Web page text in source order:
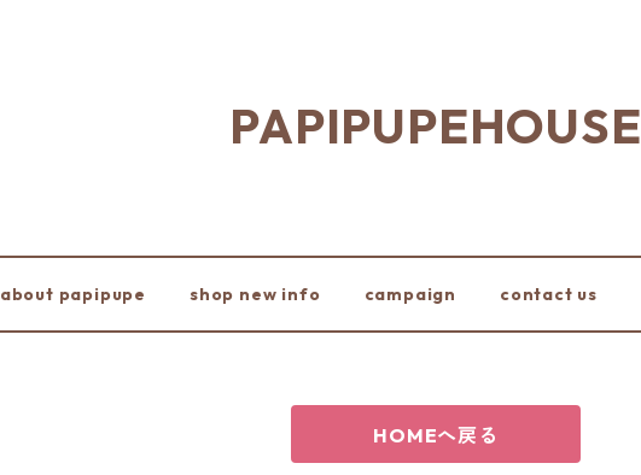
PAPIPUPEHOUSE
about papipupe shop new info campaign contact us
HOMEへ戻る